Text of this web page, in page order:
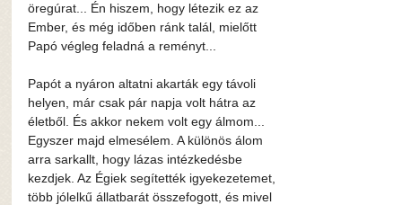
öregúrat... Én hiszem, hogy létezik ez az
Ember, és még időben ránk talál, mielőtt
Papó végleg feladná a reményt...
Papót a nyáron altatni akarták egy távoli
helyen, már csak pár napja volt hátra az
életből. És akkor nekem volt egy álmom...
Egyszer majd elmesélem. A különös álom
arra sarkallt, hogy lázas intézkedésbe
kezdjek. Az Égiek segítették igyekezetemet,
több jólelkű állatbarát összefogott, és mivel